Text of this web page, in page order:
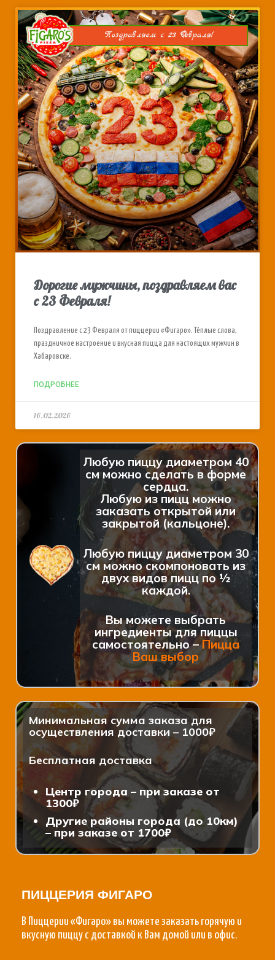
Дорогие мужчины, поздравляем вас
с 23 Февраля!
Поздравление с 23 Февраля от пиццерии «Фигаро». Тёплые слова,
праздничное настроение и вкусная пицца для настоящих мужчин в
Хабаровске.
ПОДРОБНЕЕ
16.02.2026
Любую пиццу диаметром 40
см можно сделать в форме
сердца.
Любую из пицц можно
заказать открытой или
закрытой (кальцоне).
Любую пиццу диаметром 30
см можно скомпоновать из
двух видов пицц по ½
каждой.
Вы можете выбрать
ингредиенты для пиццы
самостоятельно –Пицца
Ваш выбор
Минимальная сумма заказа для
осуществления доставки – 1000₽
Бесплатная доставка
Центр города – при заказе от
1300₽
Другие районы города (до 10км)
– при заказе от 1700₽
ПИЦЦЕРИЯ ФИГАРО
В Пиццерии «Фигаро» вы можете заказать горячую и
вкусную пиццу с доставкой к Вам домой или в офис.